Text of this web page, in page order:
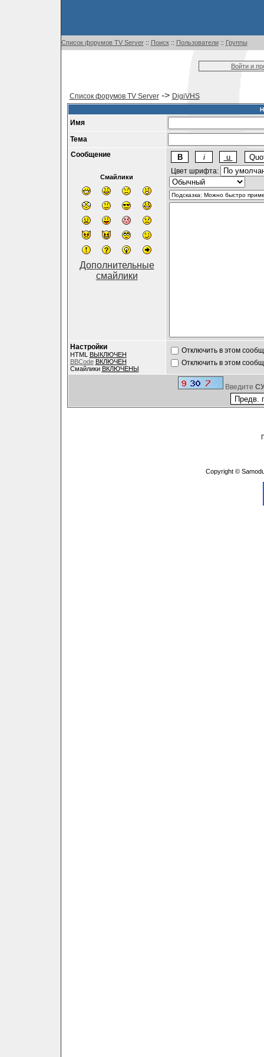
Список форумов TV Server:: Поиск:: Пользователи:: Группы
Войти и
Список форумов TV Server-> DigiVHS
Имя
Тема
Сообщение
Смайлики
Дополнительные
смайлики
Цвет шрифта:
Настройки
HTML
ВЫКЛЮЧЕН
BBCode ВКЛЮЧЕН
Смайлики ВКЛЮЧЕНЫ
Отключить в этом
Отключить в этом
Введите
Copyright ©